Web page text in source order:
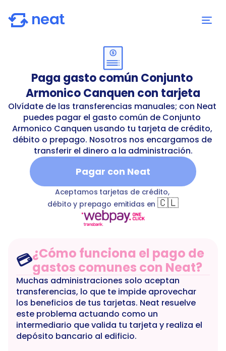
Paga gasto común Conjunto
Armonico Canquen con tarjeta
Olvídate de las transferencias manuales; con Neat
puedes pagar el gasto común de Conjunto
Armonico Canquen usando tu tarjeta de crédito,
débito o prepago. Nosotros nos encargamos de
transferir el dinero a la administración.
Pagar con Neat
canquenTcommonExpensesConjunto
Aceptamos tarjetas de crédito,
débito y prepago emitidas en 🇨🇱
💳¿Cómo funciona el pago de
gastos comunes con Neat?
Muchas administraciones solo aceptan
transferencias, lo que te impide aprovechar
los beneficios de tus tarjetas. Neat resuelve
este problema actuando como un
intermediario que valida tu tarjeta y realiza el
depósito bancario al edificio.